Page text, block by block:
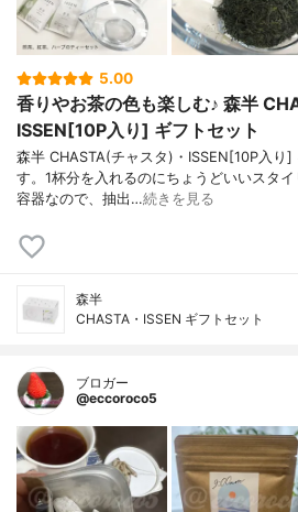
5.00
香りやお茶の色も楽しむ♪ 森半
ISSEN[10P入り] ギフトセット
森半 CHASTA(チャスタ)・ISSEN[10P入り]
す。1杯分を入れるのにちょうどいいスタ
容器なので、抽出…続きを見る
森半
CHASTA・ISSEN ギフトセット
ブロガー
@eccoroco5